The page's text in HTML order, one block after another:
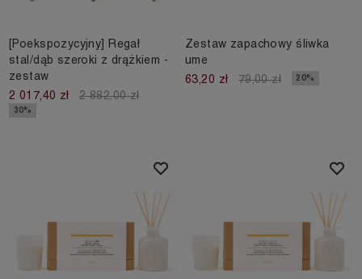
[Poekspozycyjny] Regał
stal/dąb szeroki z drążkiem -
zestaw
2 017,40 zł
2 882,00 zł
30%
Zestaw zapachowy śliwka
ume
63,20 zł
79,00 zł 20%